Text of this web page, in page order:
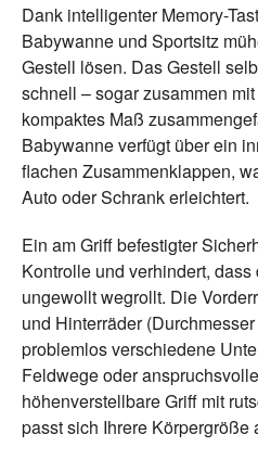
Dank intelligenter Memory-
Babywanne und Sportsitz
Gestell lösen. Das Gestell
schnell – sogar zusammen
kompaktes Maß
Babywanne verfügt über ein
flachen Zusammenklappen,
Auto oder Schrank erleichtert.
Ein am Griff befestigter
Kontrolle und verhindert,
ungewollt wegrollt. Die
und Hinterräder
problemlos verschiedene
Feldwege oder
höhenverstellbare Griff mit
passt sich Ihrere Körpergröße